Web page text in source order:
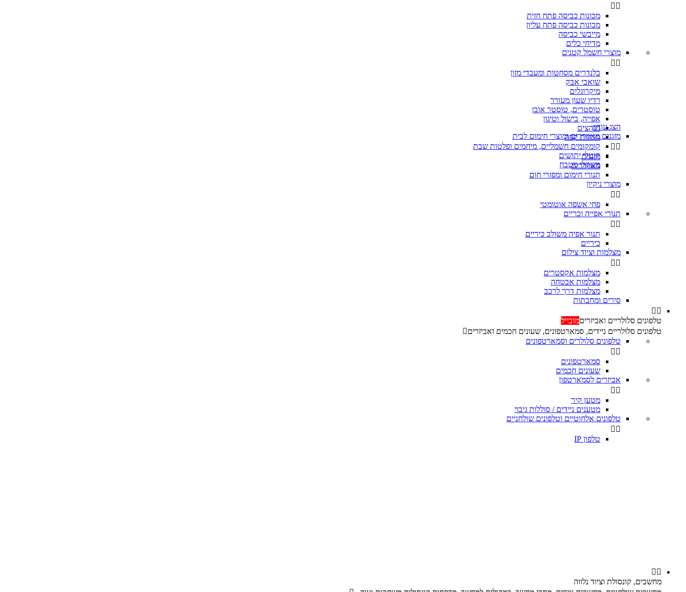
 
מכונות כביסה פתח חזית
מכונות כביסה פתח עליון
מייבשי כביסה
מדיחי כלים
מוצרי חשמל קטנים
 
בלנדרים מסחטות ומעבדי מזון
שואבי אבק
מיקרוגלים
רדיו שעון מעורר
טוסטרים, טוסטר אובן
אפייה, בישול וטיגון
מגהצים
מכונות קפה
קומקומים חשמליים, מיחמים ופלטות שבת
קוטלי יתושים
משקלי מטבח
הצג עוד
מזגנים מאווררים ומוצרי חימום לבית
 
מזגנים
מאווררים
תנורי חימום ומפזרי חום
מוצרי ניקיון
 
פחי אשפה אוטומטי
תנורי אפייה וכריים
 
‏תנור אפיה משולב כיריים
כיריים
מצלמות וציוד צילום
 
מצלמות אקסטרים
מצלמות אבטחה
מצלמות דרך לרכב
סירים ומחבתות
 
טלפונים סלולריים ואביזריםמובייל
טלפונים סלולריים ניידים, סמארטפונים, שעונים חכמים ואביזרים
טלפונים סלולרים וסמארטפונים
 
סמארטפונים
שעונים חכמים
אביזרים לסמארטפון
 
מטען קיר
מטענים ניידים / סוללות גיבוי
טלפונים אלחוטיים וטלפונים שולחניים
 
טלפון IP
 
מחשבים, קונסולת וציוד נלווה